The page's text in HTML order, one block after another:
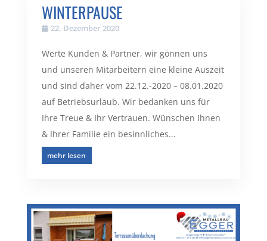
WINTERPAUSE
22. Dezember 2020
Werte Kunden & Partner, wir gönnen uns
und unseren Mitarbeitern eine kleine Auszeit
und sind daher vom 22.12.-2020 – 08.01.2020
auf Betriebsurlaub. Wir bedanken uns für
Ihre Treue & Ihr Vertrauen. Wünschen Ihnen
& Ihrer Familie ein besinnliches...
mehr lesen